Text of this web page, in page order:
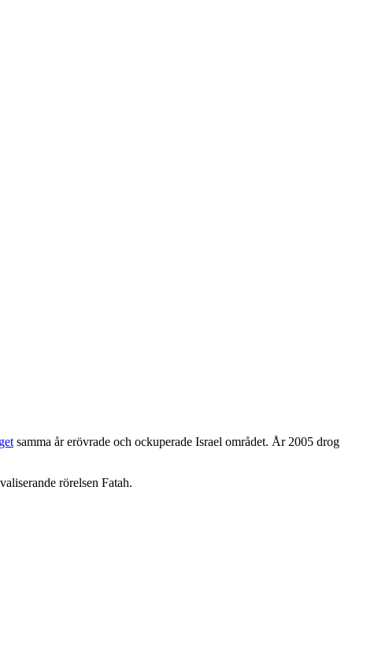
samma år erövrade och ockuperade Israel området. År 2005 drog
rörelsen Fatah.